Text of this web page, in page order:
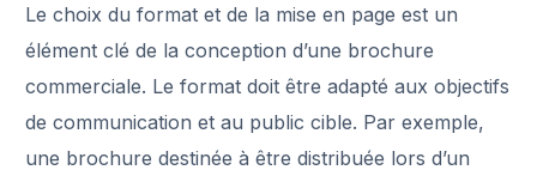
Le choix du format et de la mise en page est un
élément clé de la conception d’une brochure
commerciale. Le format doit être adapté aux objectifs
de communication et au public cible. Par exemple,
une brochure destinée à être distribuée lors d’un